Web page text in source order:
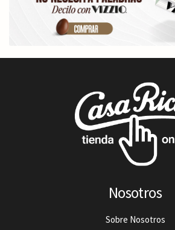
Nosotros
Sobre Nosotros